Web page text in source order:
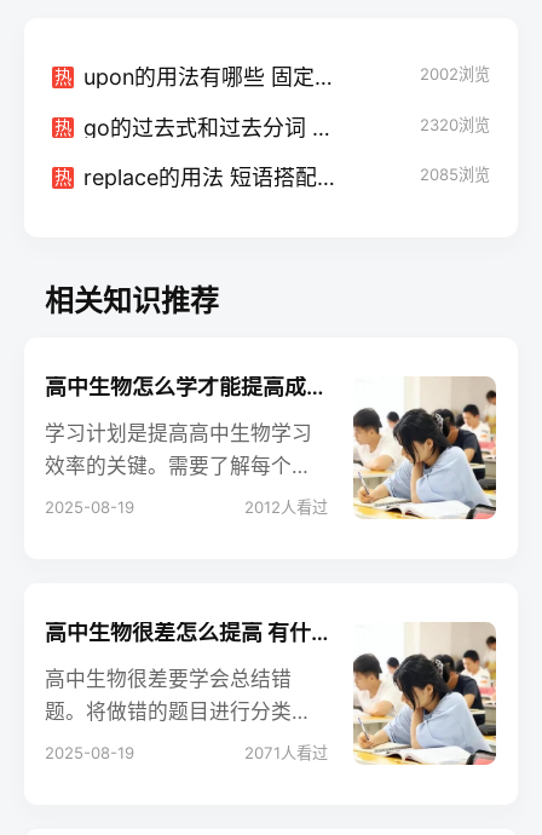
热 upon的用法有哪些 固定搭配整理 2002浏览
热 go的过去式和过去分词 用法是什么 2320浏览
热 replace的用法 短语搭配有什么 2085浏览
相关知识推荐
高中生物怎么学才能提高成绩 有哪些学习方法
学习计划是提高高中生物学习
效率的关键。需要了解每个学
期的课程安排，以便为自己设
要根据自己的实际情况调整学
习计划，保持灵活性。高中生
物学习方法接着往下看吧。
2025-08-19 2012 人看过
高中生物很差怎么提高 有什么学习方法
高中生物很差要学会总结错
题。将做错的题目进行分类总
结，找出常见的错误类型和知
2025-08-19 2071人看过